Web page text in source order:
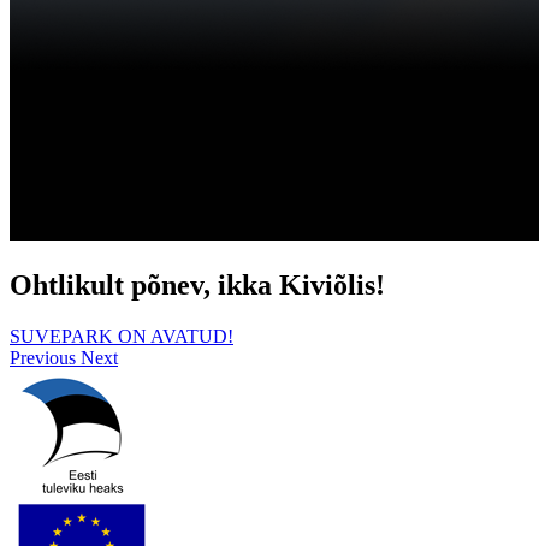
Ohtlikult põnev, ikka Kiviõlis!
SUVEPARK ON AVATUD!
Previous Next